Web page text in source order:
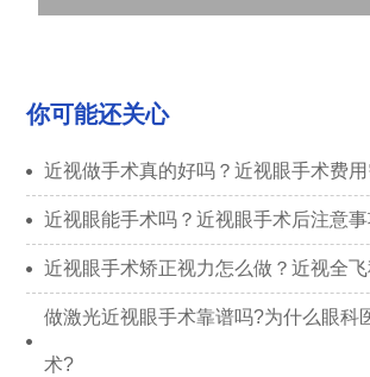
你可能还关心
近视做手术真的好吗？近视眼手术费用
近视眼能手术吗？近视眼手术后注意事
近视眼手术矫正视力怎么做？近视全
做激光近视眼手术靠谱吗?为什么眼科
术?